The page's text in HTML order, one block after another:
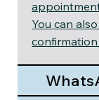
You can
confirmation